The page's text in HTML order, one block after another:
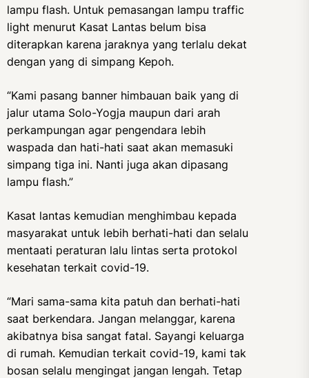
lampu flash. Untuk pemasangan lampu traffic
light menurut Kasat Lantas belum bisa
diterapkan karena jaraknya yang terlalu dekat
dengan yang di simpang Kepoh.
“Kami pasang banner himbauan baik yang di
jalur utama Solo-Yogja maupun dari arah
perkampungan agar pengendara lebih
waspada dan hati-hati saat akan memasuki
simpang tiga ini. Nanti juga akan dipasang
lampu flash.”
Kasat lantas kemudian menghimbau kepada
masyarakat untuk lebih berhati-hati dan selalu
mentaati peraturan lalu lintas serta protokol
kesehatan terkait covid-19.
“Mari sama-sama kita patuh dan berhati-hati
saat berkendara. Jangan melanggar, karena
akibatnya bisa sangat fatal. Sayangi keluarga
di rumah. Kemudian terkait covid-19, kami tak
bosan selalu mengingat jangan lengah. Tetap